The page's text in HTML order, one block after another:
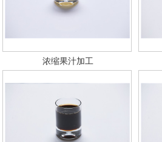
浓缩果汁加工